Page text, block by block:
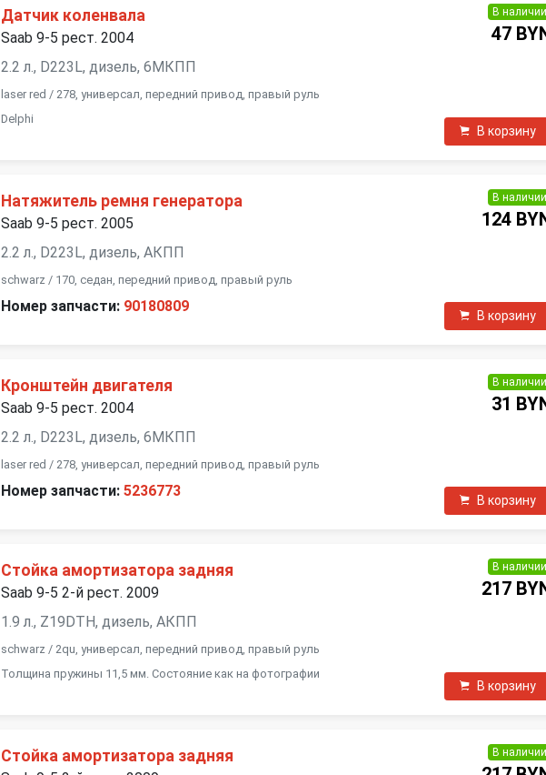
Датчик коленвала
Saab 9-5 рест. 2004
2.2 л., D223L, дизель, 6МКПП
laser red / 278, универсал, передний привод, правый руль
Delphi
В наличии
47
В корзину
Натяжитель ремня генератора
Saab 9-5 рест. 2005
2.2 л., D223L, дизель, АКПП
schwarz / 170, седан, передний привод, правый руль
Номер запчасти: 90180809
В наличии
124
В корзину
Кронштейн двигателя
Saab 9-5 рест. 2004
2.2 л., D223L, дизель, 6МКПП
laser red / 278, универсал, передний привод, правый руль
Номер запчасти: 5236773
В наличии
31
В корзину
Стойка амортизатора задняя
Saab 9-5 2-й рест. 2009
1.9 л., Z19DTH, дизель, АКПП
schwarz / 2qu, универсал, передний привод, правый руль
Толщина пружины 11,5 мм. Состояние как на фотографии
В наличии
217
В корзину
Стойка амортизатора задняя В наличии